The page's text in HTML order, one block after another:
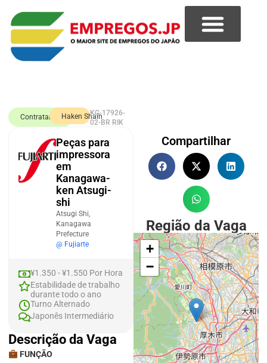
Contratando Haken ShainKG-17926-
02-BR RIK
Peças para
impressora
em
Kanagawa-
ken Atsugi-
shi
Atsugi Shi,
Kanagawa
Prefecture
@ Fujiarte
¥1.350 - ¥1.550 Por Hora
Estabilidade de trabalho
durante todo o ano
Turno Alternado
Japonês Intermediário
Descrição da Vaga
FUNÇÃO
Compartilhar
Região da Vaga
+
−